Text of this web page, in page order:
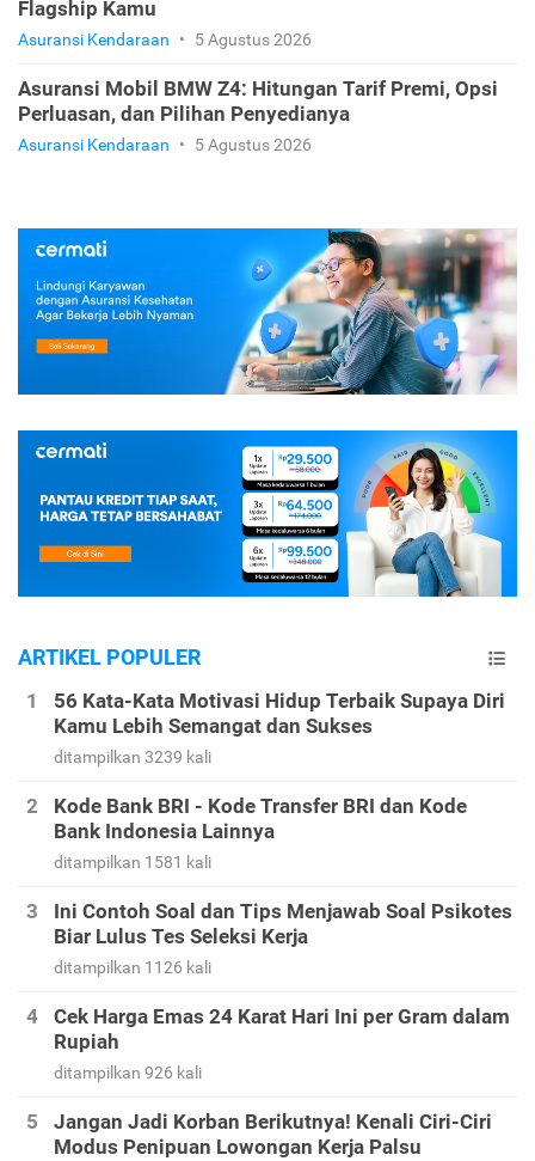
Flagship Kamu
Asuransi Kendaraan • 5 Agustus 2026
Asuransi Mobil BMW Z4: Hitungan Tarif Premi, Opsi
Perluasan, dan Pilihan Penyedianya
Asuransi Kendaraan • 5 Agustus 2026
ARTIKEL POPULER
56 Kata-Kata Motivasi Hidup Terbaik Supaya Diri
Kamu Lebih Semangat dan Sukses
ditampilkan 3239 kali
Kode Bank BRI - Kode Transfer BRI dan Kode
Bank Indonesia Lainnya
ditampilkan 1581 kali
Ini Contoh Soal dan Tips Menjawab Soal Psikotes
Biar Lulus Tes Seleksi Kerja
ditampilkan 1126 kali
Cek Harga Emas 24 Karat Hari Ini per Gram dalam
Rupiah
ditampilkan 926 kali
Jangan Jadi Korban Berikutnya! Kenali Ciri-Ciri
Modus Penipuan Lowongan Kerja Palsu